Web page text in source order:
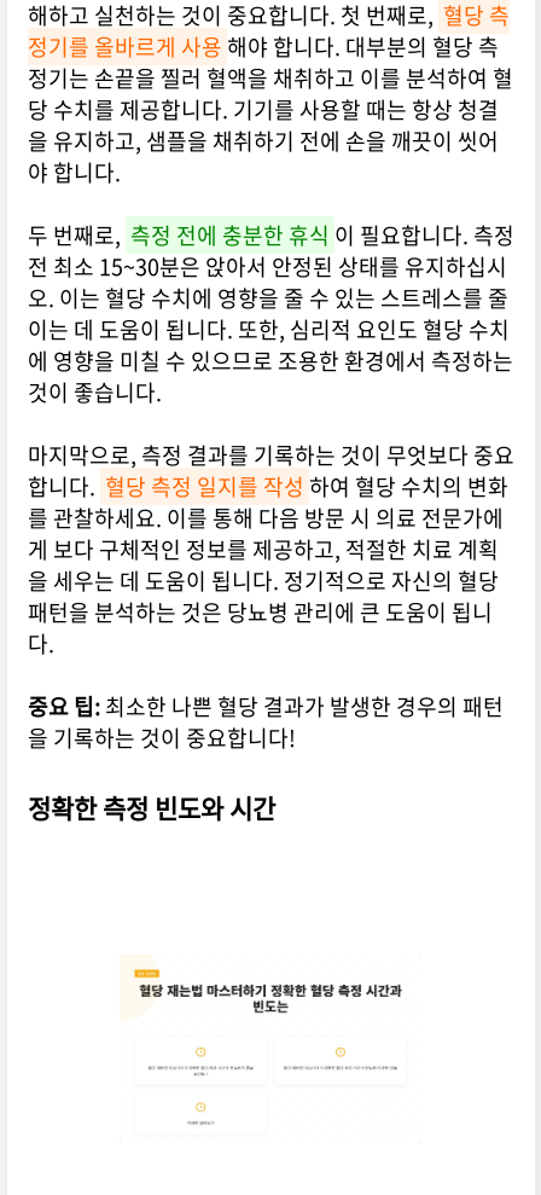
해하고 실천하는 것이 중요합니다. 첫 번째로, 혈당 측
정기를 올바르게 사용 해야 합니다. 대부분의 혈당 측
정기는 손끝을 찔러 혈액을 채취하고 이를 분석하여 혈
당 수치를 제공합니다. 기기를 사용할 때는 항상 청결
을 유지하고, 샘플을 채취하기 전에 손을 깨끗이 씻어
야 합니다.
두 번째로, 측정 전에 충분한 휴식 이 필요합니다. 측정
전 최소 15~30분은 앉아서 안정된 상태를 유지하십시
오. 이는 혈당 수치에 영향을 줄 수 있는 스트레스를 줄
이는 데 도움이 됩니다. 또한, 심리적 요인도 혈당 수치
에 영향을 미칠 수 있으므로 조용한 환경에서 측정하는
것이 좋습니다.
마지막으로, 측정 결과를 기록하는 것이 무엇보다 중요
합니다. 혈당 측정 일지를 작성 하여 혈당 수치의 변화
를 관찰하세요. 이를 통해 다음 방문 시 의료 전문가에
게 보다 구체적인 정보를 제공하고, 적절한 치료 계획
을 세우는 데 도움이 됩니다. 정기적으로 자신의 혈당
패턴을 분석하는 것은 당뇨병 관리에 큰 도움이 됩니
다.
중요 팁:최소한 나쁜 혈당 결과가 발생한 경우의 패턴
을 기록하는 것이 중요합니다!
정확한 측정 빈도와 시간